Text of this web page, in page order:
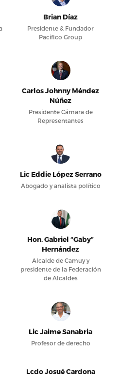
Brian Díaz
Presidente & Fundador
Pacifico Group
Carlos Johnny Méndez
Núñez
Presidente Cámara de
Representantes
Lic Eddie López Serrano
Abogado y analista político
Hon. Gabriel “Gaby”
Hernández
Alcalde de Camuy y
presidente de la Federación
de Alcaldes
Lic Jaime Sanabria
Profesor de derecho
Lcdo Josué Cardona